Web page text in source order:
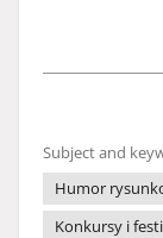
Subject and
Humor
Konkursy i